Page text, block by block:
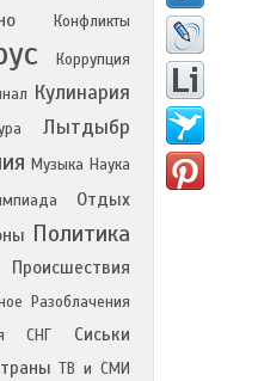
Конфликты
Коррупция
Кулинария
Лытдыбр
Музыка Наука
Отдых
Политика
Происшествия
Разоблачения
СНГ
Сиськи
ТВ и СМИ